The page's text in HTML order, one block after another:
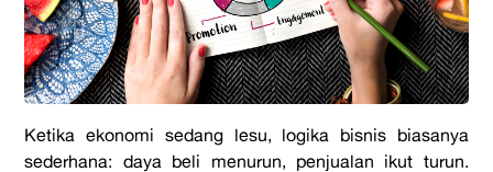
Ketika ekonomi sedang lesu, logika bisnis biasanya
sederhana: daya beli menurun, penjualan ikut turun.